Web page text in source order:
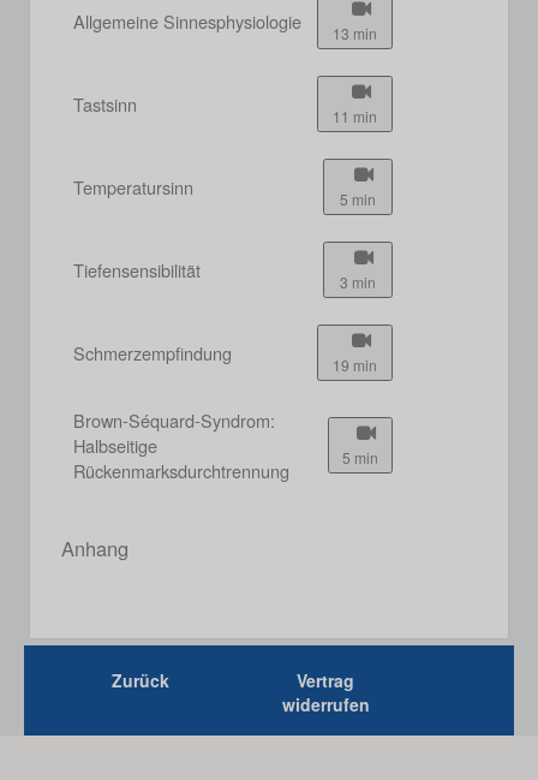
Allgemeine Sinnesphysiologie 13 min
Tastsinn 11 min
Temperatursinn 5 min
Tiefensensibilität 3 min
Schmerzempfindung 19 min
Brown-Séquard-Syndrom:
Halbseitige
Rückenmarksdurchtrennung
5 min
Anhang
Zurück
Vertrag
widerrufen